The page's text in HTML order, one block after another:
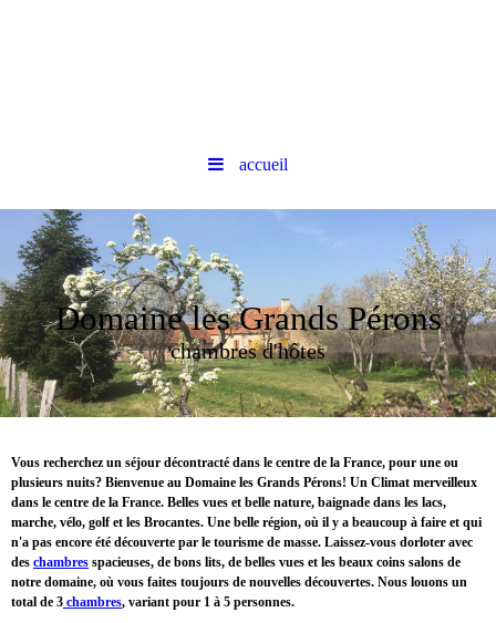
accueil
Domaine les Grands Pérons
chambres d'hôtes
Vous recherchez un séjour décontracté dans le centre de la France, pour une ou
plusieurs nuits? Bienvenue au Domaine les Grands Pérons! Un Climat merveilleux
dans le centre de la France. Belles vues et belle nature, baignade dans les lacs,
marche, vélo, golf et les Brocantes. Une belle région, où il y a beaucoup à faire et qui
n'a pas encore été découverte par le tourisme de masse. Laissez-vous dorloter avec
des chambres spacieuses, de bons lits, de belles vues et les beaux coins salons de
notre domaine, où vous faites toujours de nouvelles découvertes. Nous louons un
total de 3 chambres, variant pour 1 à 5 personnes.